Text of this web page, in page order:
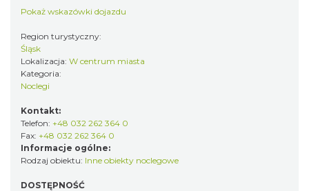
Pokaż wskazówki dojazdu
Region turystyczny:
Śląsk
Lokalizacja: W centrum miasta
Kategoria:
Noclegi
Kontakt:
Telefon: +48 032 262 364 0
Fax: +48 032 262 364 0
Informacje ogólne:
Rodzaj obiektu: Inne obiekty noclegowe
DOSTĘPNOŚĆ